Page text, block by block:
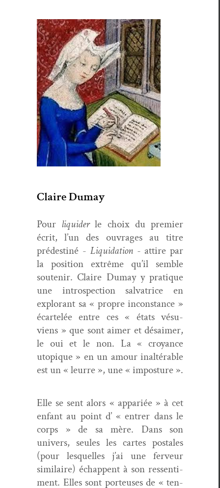
Claire Dumay
Pour liq­uiderle choix du pre­mier
écrit, l’un des ouvrages au titre
prédes­tiné - Liq­ui­da­tion -attire par
la posi­tion extrême qu’il sem­ble
soutenir. Claire Dumay y pra­tique
une intro­spec­tion sal­va­trice en
explo­rant sa « pro­pre incon­stance »
écartelée entre ces « états vésu­
viens » que sont aimer et désaimer,
le oui et le non. La « croy­ance
utopique » en un amour inaltérable
est un « leurre », une « imposture ».
Elle se sent alors « appar­iée » à cet
enfant au point d’ « entr­er dans le
corps » de sa mère. Dans son
univers, seules les cartes postales
(pour lesquelles j’ai une fer­veur
sim­i­laire) échap­pent à son ressen­ti­
ment. Elles sont por­teuses de « ten­